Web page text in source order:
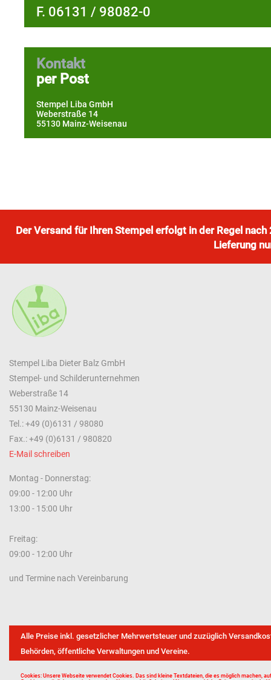
F. 06131 / 98082-0
Kontakt
per Post
Stempel Liba GmbH
Weberstraße 14
55130 Mainz-Weisenau
Der Versand für Ihren Stempel erfolgt in der Regel
Lieferung
Stempel Liba Dieter Balz GmbH
Stempel- und Schilderunternehmen
Weberstraße 14
55130 Mainz-Weisenau
Tel.: +49 (0)6131 / 98080
Fax.: +49 (0)6131 / 980820
E-Mail schreiben
Montag - Donnerstag:
09:00 - 12:00 Uhr
13:00 - 15:00 Uhr
Freitag:
09:00 - 12:00 Uhr
und Termine nach Vereinbarung
Alle Preise inkl. gesetzlicher Mehrwertsteuer und zuzüglich
Behörden, öffentliche Verwaltungen und Vereine.
Cookies: Unsere Webseite verwendet Cookies. Das sind kleine Textdateien, die es möglich machen,